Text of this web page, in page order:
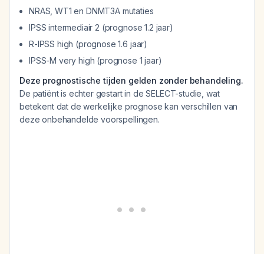
NRAS, WT1 en DNMT3A mutaties
IPSS intermediair 2 (prognose 1.2 jaar)
R-IPSS high (prognose 1.6 jaar)
IPSS-M very high (prognose 1 jaar)
Deze prognostische tijden gelden zonder behandeling.
De patiënt is echter gestart in de SELECT-studie, wat
betekent dat de werkelijke prognose kan verschillen van
deze onbehandelde voorspellingen.